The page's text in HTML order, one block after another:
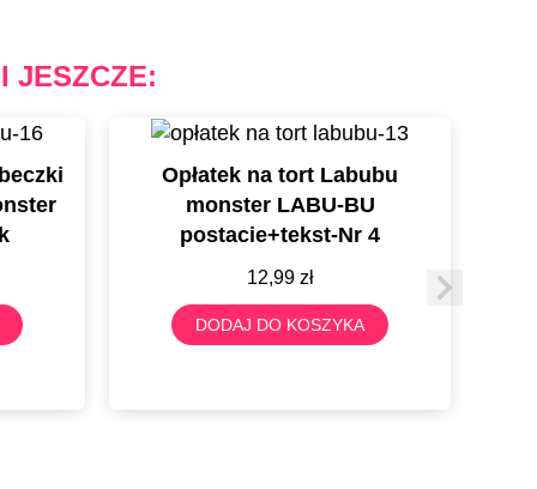
JESZCZE:
Opłatek na tort Labubu
monster LABU-BU
postacie+tekst-Nr 4
12,99 zł
DODAJ DO KOSZYKA